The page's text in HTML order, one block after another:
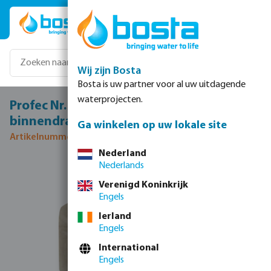
Ga naar de hoofdinhoud
Profec Nr. 340 Koppeling RVS 316 1/4"
binnendraad 16bar type conisch
Artikelnummer 0080191
Afbeeldingengalerij overslaan
Wij zijn Bosta
Bosta is uw partner voor al uw uitdagende
waterprojecten.
Ga winkelen op uw lokale site
Nederland
Nederlands
Verenigd Koninkrijk
Engels
Ierland
Engels
International
Engels